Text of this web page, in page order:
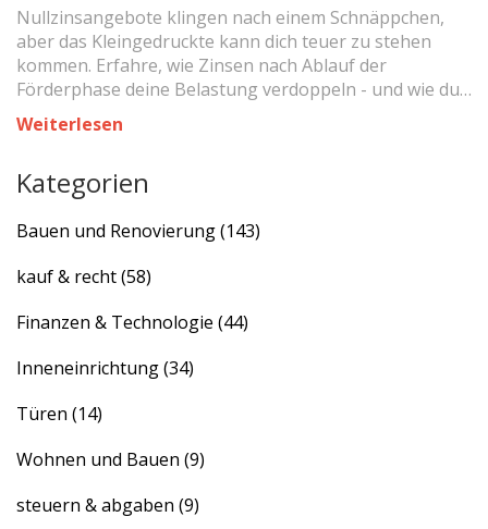
Nullzinsangebote klingen nach einem Schnäppchen,
aber das Kleingedruckte kann dich teuer zu stehen
kommen. Erfahre, wie Zinsen nach Ablauf der
Förderphase deine Belastung verdoppeln - und wie du
dich schützt.
Weiterlesen
Kategorien
Bauen und Renovierung(143)
kauf & recht(58)
Finanzen & Technologie (44)
Inneneinrichtung(34)
Türen (14)
Wohnen und Bauen (9)
steuern & abgaben (9)